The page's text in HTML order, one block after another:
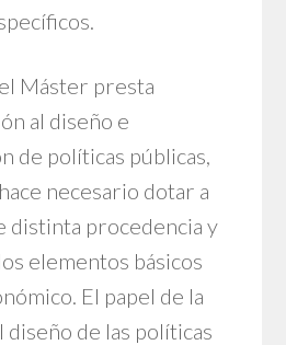
Máster presta
al diseño e
de políticas públicas,
necesario dotar a
distinta procedencia y
elementos básicos
El papel de la
diseño de las políticas